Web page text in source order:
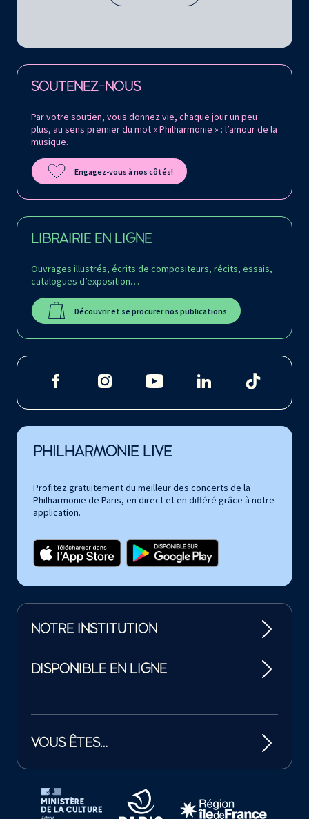
SOUTENEZ-NOUS
Par votre soutien, vous donnez vie, chaque jour un peu
plus, au sens premier du mot « Philharmonie » : l’amour de la
musique.
Engagez-vous à nos côtés!
LIBRAIRIE EN LIGNE
Ouvrages illustrés, écrits de compositeurs, récits, essais,
catalogues d’exposition…
Découvrir et se procurer nos publications
Retrouvez la Philharmonie de Paris sur
PHILHARMONIE LIVE
Profitez gratuitement du meilleur des concerts de la
Philharmonie de Paris, en direct et en différé grâce à notre
application.
NOTRE INSTITUTION
DISPONIBLE EN LIGNE
VOUS ÊTES…
Tutelles et mécènes de la Philharmonie de Paris